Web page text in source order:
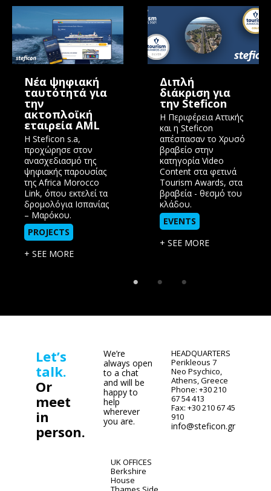
Nέα ψηφιακή
ταυτότητά για
την
ακτοπλοϊκή
εταιρεία AML
Η Steficon s.a,
προχώρησε στον
ανασχεδιασμό της
ψηφιακής παρουσίας
της Africa Morocco
Link, όπου εκτελεί τα
δρομολόγια Ισπανίας
– Μαρόκου.
PROJECTS
+ SEE MORE
Διπλή
διάκριση για
την Steficon
Η Περιφέρεια Αττικής
και η Steficon
απέσπασαν το Χρυσό
βραβείο στην
κατηγορία Video
Content στα φετινά
Tourism Awards, στα
βραβεία - θεσμό του
κλάδου.
EVENTS
+ SEE MORE
Let’s
talk.
Or
meet
in
person.
We’re
always open
to a chat
and will be
happy to
help
wherever
you are.
HEADQUARTERS
Perikleous 7
Neo Psychico,
Athens, Greece
Phone: +30 210
67 54 413
Fax: +30 210 67 45
910
info@steficon.gr
UK OFFICES
Berkshire
House